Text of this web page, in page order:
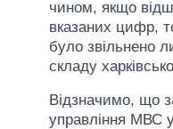
чином, якщо
вказаних цифр,
було звільнено
складу
Відзначимо, що
управління МВС у